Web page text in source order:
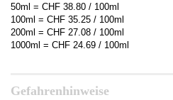
50ml = CHF 38.80 / 100ml
100ml = CHF 35.25 / 100ml
200ml = CHF 27.08 / 100ml
1000ml = CHF 24.69 / 100ml
Gefahrenhinweise